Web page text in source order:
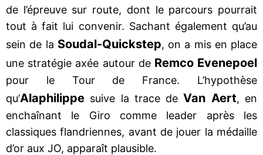
de l’épreuve sur route, dont le parcours pourrait
tout à fait lui convenir. Sachant également qu’au
sein de la Soudal-Quickstep, on a mis en place
une stratégie axée autour de Remco Evenepoel
pour le Tour de France. L’hypothèse
qu’Alaphilippe suive la trace deVan Aert, en
enchaînant le Giro comme leader après les
classiques flandriennes, avant de jouer la médaille
d’or aux JO, apparaît plausible.